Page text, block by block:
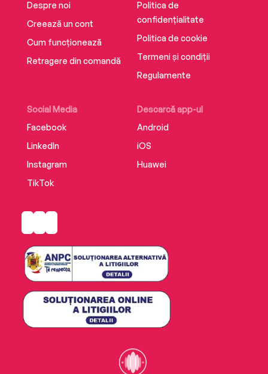
Despre noi
Creează un cont
Cum funcționează
Retragere din comandă
Social Media
Facebook
LinkedIn
Instagram
TikTok
Descarcă app-ul
Android
iOS
Huawei
Politica de
confidențialitate
Politica de cookie
Termeni și condiții
Regulamente